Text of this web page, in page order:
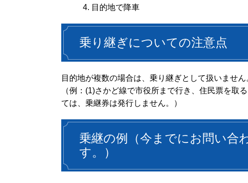
目的地で降車
乗り継ぎについての注意点
目的地が複数の場合は、乗り継ぎとして扱いません
（例：(1)さかど線で市役所まで行き、住民票を
ては、乗継券は発行しません。）
乗継の例（今までにお問い合
す。）